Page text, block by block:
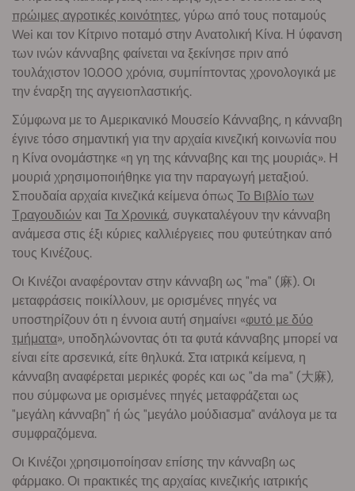
πρώιμες αγροτικές κοινότητες, γύρω από τους ποταμούς
Wei και τον Κίτρινο ποταμό στην Ανατολική Κίνα. Η ύφανση
των ινών κάνναβης φαίνεται να ξεκίνησε πριν από
τουλάχιστον 10.000 χρόνια, συμπίπτοντας χρονολογικά με
την έναρξη της αγγειοπλαστικής.
Σύμφωνα με το Αμερικανικό Μουσείο Κάνναβης, η κάνναβη
έγινε τόσο σημαντική για την αρχαία κινεζική κοινωνία που
η Κίνα ονομάστηκε «η γη της κάνναβης και της μουριάς». Η
μουριά χρησιμοποιήθηκε για την παραγωγή μεταξιού.
Σπουδαία αρχαία κινεζικά κείμενα όπως Το Βιβλίο των
Τραγουδιών και Τα Χρονικά, συγκαταλέγουν την κάνναβη
ανάμεσα στις έξι κύριες καλλιέργειες που φυτεύτηκαν από
τους Κινέζους.
Οι Κινέζοι αναφέρονταν στην κάνναβη ως "ma" (麻). Οι
μεταφράσεις ποικίλλουν, με ορισμένες πηγές να
υποστηρίζουν ότι η έννοια αυτή σημαίνει «φυτό με δύο
τμήματα», υποδηλώνοντας ότι τα φυτά κάνναβης μπορεί να
είναι είτε αρσενικά, είτε θηλυκά. Στα ιατρικά κείμενα, η
κάνναβη αναφέρεται μερικές φορές και ως "da ma" (大麻),
που σύμφωνα με ορισμένες πηγές μεταφράζεται ως
"μεγάλη κάνναβη" ή ώς "μεγάλο μούδιασμα" ανάλογα με τα
συμφραζόμενα.
Οι Κινέζοι χρησιμοποίησαν επίσης την κάνναβη ως
φάρμακο. Οι πρακτικές της αρχαίας κινεζικής ιατρικής